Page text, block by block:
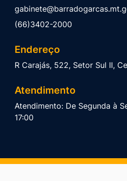
(66)3402-2000
Endereço
R Carajás, 522, Setor Sul II,
Atendimento
Atendimento: De Segunda à
17:00